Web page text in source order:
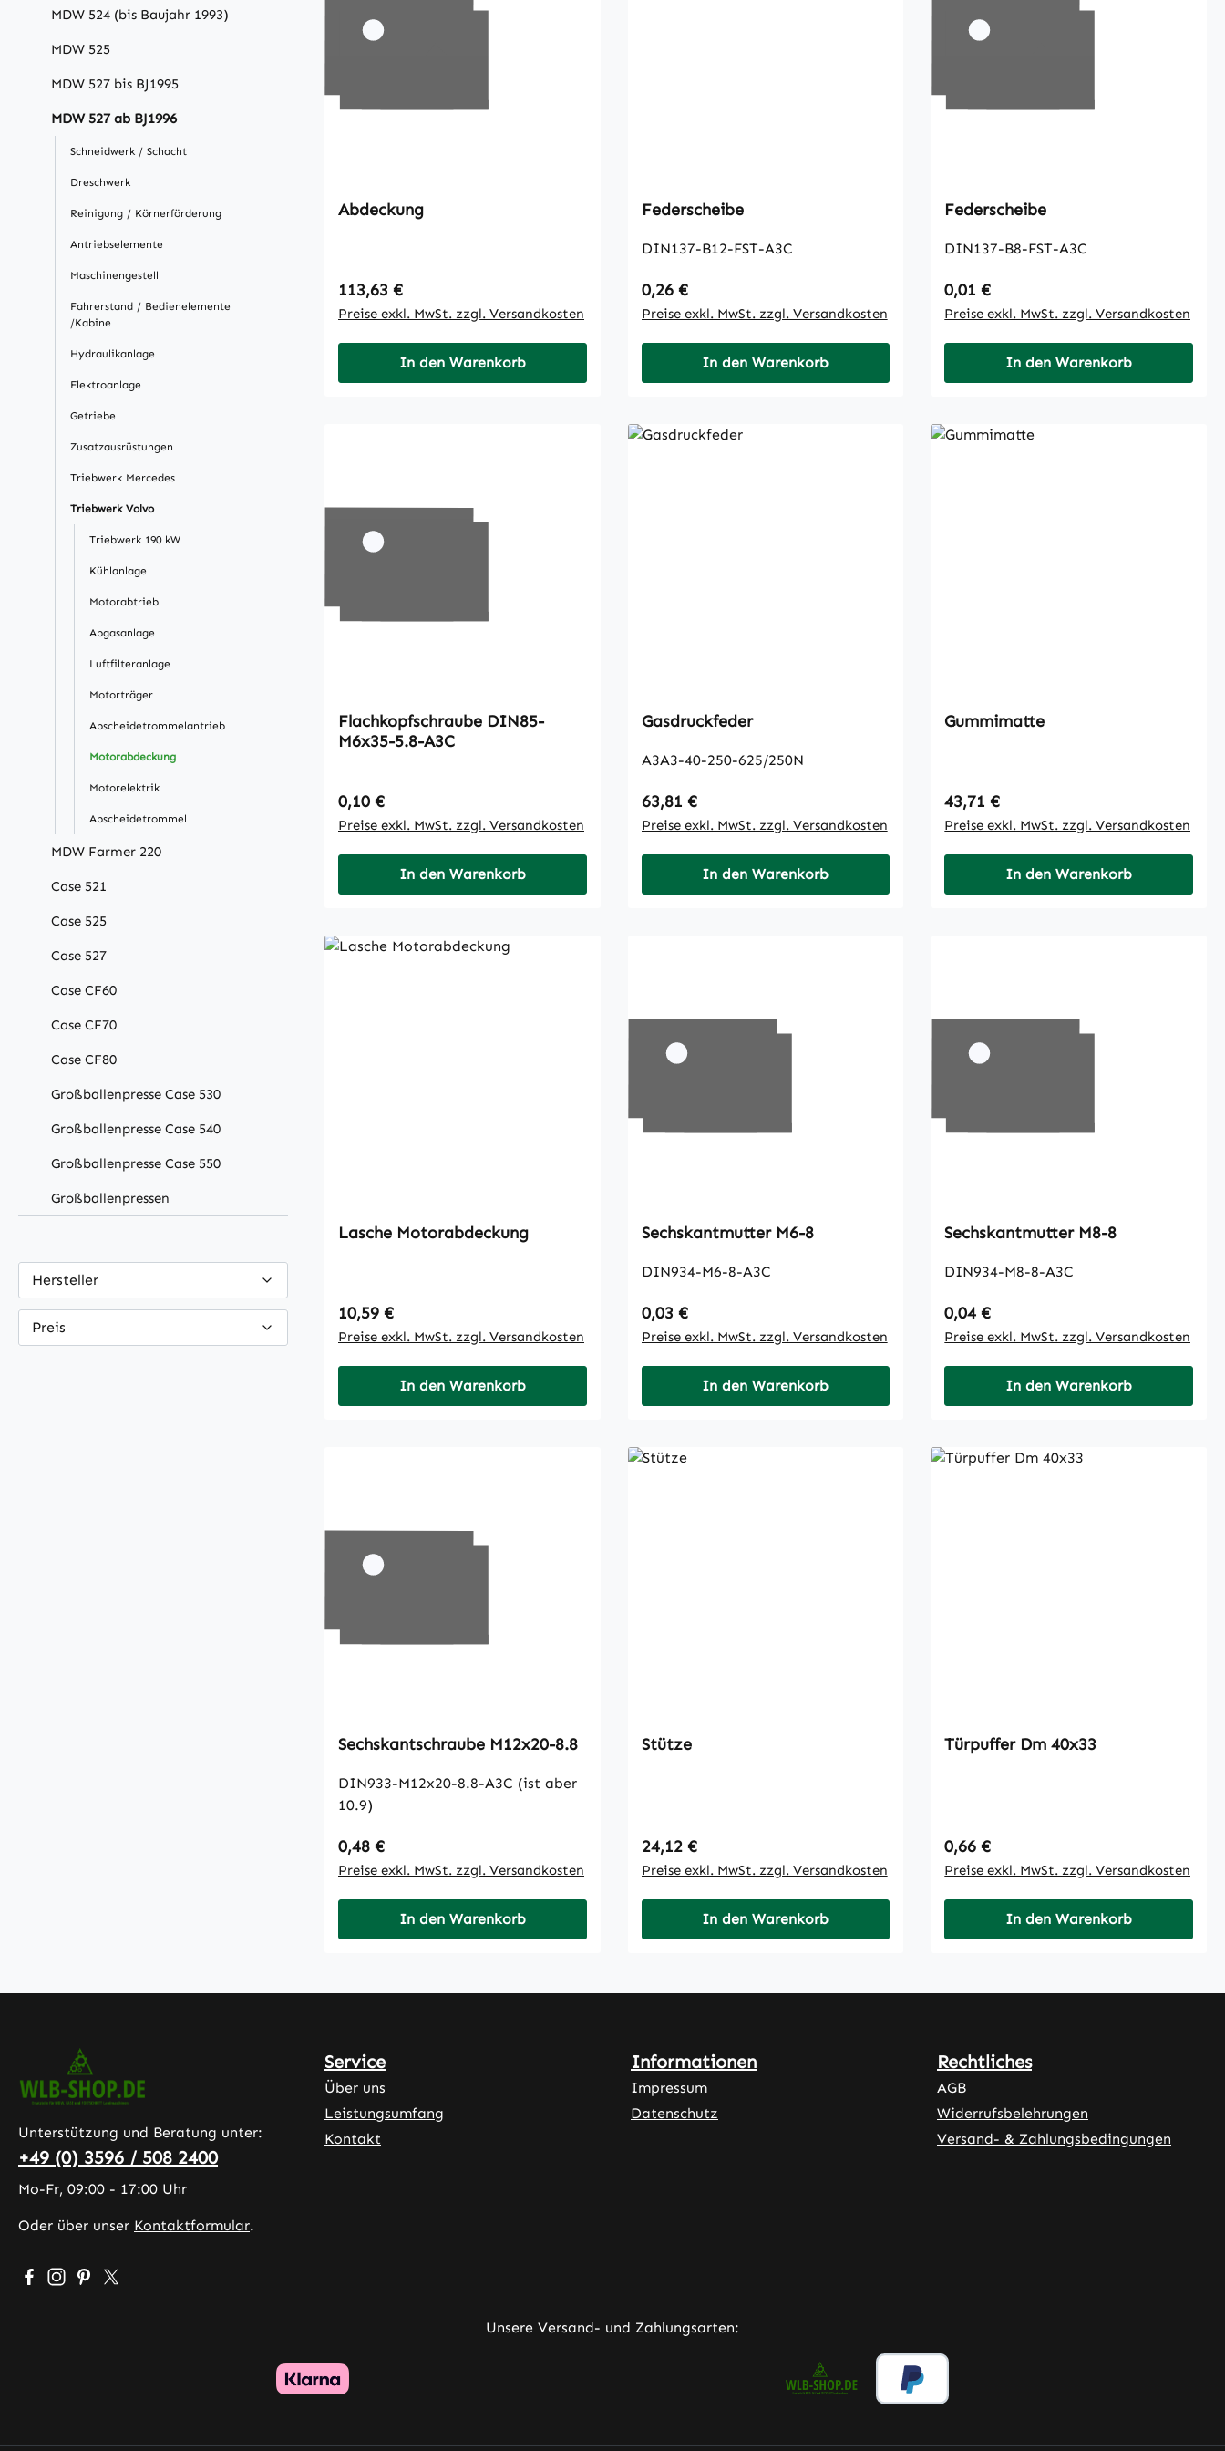
MDW 524 (bis Baujahr 1993)
MDW 525
MDW 527 bis BJ1995
MDW 527 ab BJ1996
Schneidwerk / Schacht
Dreschwerk
Reinigung / Körnerförderung
Antriebselemente
Maschinengestell
Fahrerstand / Bedienelemente
/Kabine
Hydraulikanlage
Elektroanlage
Getriebe
Zusatzausrüstungen
Triebwerk Mercedes
Triebwerk Volvo
Triebwerk 190 kW
Kühlanlage
Motorabtrieb
Abgasanlage
Luftfilteranlage
Motorträger
Abscheidetrommelantrieb
Motorabdeckung
Motorelektrik
Abscheidetrommel
MDW Farmer 220
Case 521
Case 525
Case 527
Case CF60
Case CF70
Case CF80
Großballenpresse Case 530
Großballenpresse Case 540
Großballenpresse Case 550
Großballenpressen
Hersteller
Preis
Abdeckung
Regulärer Preis:
113,63 €
Preise exkl. MwSt. zzgl. Versandkosten
In den Warenkorb
Federscheibe
DIN137-B12-FST-A3C
Regulärer Preis:
0,26 €
Preise exkl. MwSt. zzgl. Versandkosten
In den Warenkorb
Federscheibe
DIN137-B8-FST-A3C
Regulärer Preis:
0,01 €
Preise exkl. MwSt. zzgl. Versandkosten
In den Warenkorb
Flachkopfschraube DIN85-
M6x35-5.8-A3C
Regulärer Preis:
0,10 €
Preise exkl. MwSt. zzgl. Versandkosten
In den Warenkorb
Gasdruckfeder
A3A3-40-250-625/250N
Regulärer Preis:
63,81 €
Preise exkl. MwSt. zzgl. Versandkosten
In den Warenkorb
Gummimatte
Regulärer Preis:
43,71 €
Preise exkl. MwSt. zzgl. Versandkosten
In den Warenkorb
Lasche Motorabdeckung
Regulärer Preis:
10,59 €
Preise exkl. MwSt. zzgl. Versandkosten
In den Warenkorb
Sechskantmutter M6-8
DIN934-M6-8-A3C
Regulärer Preis:
0,03 €
Preise exkl. MwSt. zzgl. Versandkosten
In den Warenkorb
Sechskantmutter M8-8
DIN934-M8-8-A3C
Regulärer Preis:
0,04 €
Preise exkl. MwSt. zzgl. Versandkosten
In den Warenkorb
Sechskantschraube M12x20-8.8
DIN933-M12x20-8.8-A3C (ist aber
10.9)
Regulärer Preis:
0,48 €
Preise exkl. MwSt. zzgl. Versandkosten
In den Warenkorb
Stütze
Regulärer Preis:
24,12 €
Preise exkl. MwSt. zzgl. Versandkosten
In den Warenkorb
Türpuffer Dm 40x33
Regulärer Preis:
0,66 €
Preise exkl. MwSt. zzgl. Versandkosten
In den Warenkorb
Unterstützung und Beratung unter:
+49 (0) 3596 / 508 2400
Mo-Fr, 09:00 - 17:00 Uhr
Oder über unser Kontaktformular.
Besuche uns auf Facebook – öffnet in neuem Tab (externer Link)
Schau auf Instagram vorbei – öffnet in neuem Tab (externer Link)
Lass dich auf Pinterest inspirieren – öffnet in neuem Tab (externer Link)
Folge uns auf X – öffnet in neuem Tab (externer Link)
Service
Über uns
Leistungsumfang
Kontakt
Informationen
Impressum
Datenschutz
Rechtliches
AGB
Widerrufsbelehrungen
Versand- & Zahlungsbedingungen
Unsere Versand- und Zahlungsarten: